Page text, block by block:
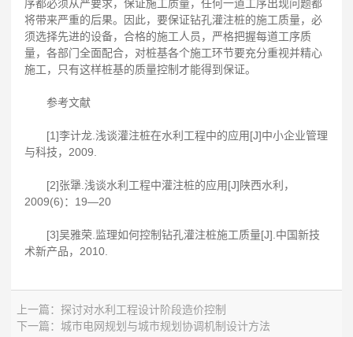
序都必须从严要求，保证施工质量，任何一道工序出现问题都
将带来严重的后果。因此，要保证钻孔灌注桩的施工质量，必
须选择先进的设备，合格的施工人员，严格把握每道工序质
量，各部门全面配合，对桩基各个施工环节要充分重视并精心
施工，只有这样桩基的质量控制才能得到保证。
参考文献
[1]李计龙.浅谈灌注桩在水利工程中的应用[J]中小企业管理
与科技，2009.
[2]张犟.浅谈水利工程中灌注桩的应用[J]陕西水利，
2009(6)：19—20
[3]吴雅荣.监理如何控制钻孔灌注桩施工质量[J].中国新技
术新产品，2010.
上一篇： 探讨对水利工程设计阶段造价控制
下一篇： 城市电网规划与城市规划协调机制设计方法